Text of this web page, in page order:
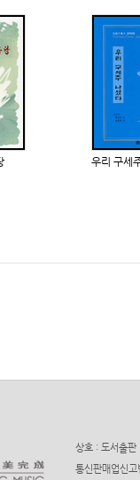
우리 구세
상호 : 도서출
통신판매업신